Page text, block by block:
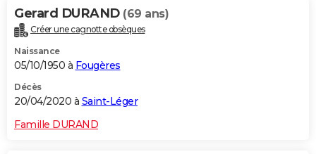
Alimentation
Guide de la santé
Maladies
Médicaments
Sommeil
VOYAGE
Destinations
City break
Voyage nature
Voyage de noces
Forum
Climat
+PHOTO
GUIDES D'ACHAT
BONS PLANS
CARTE DE VOEUX
Gerard DURAND (69 ans)
Créer une cagnotte obsèques
Naissance
05/10/1950 à Fougères
Décès
20/04/2020 à Saint-Léger
Famille DURAND